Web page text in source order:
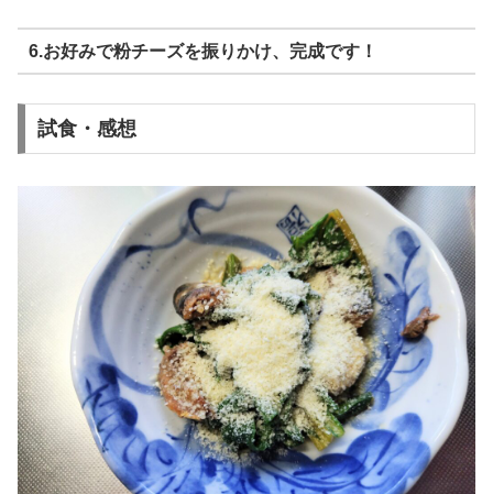
6.お好みで粉チーズを振りかけ、完成です！
試食・感想